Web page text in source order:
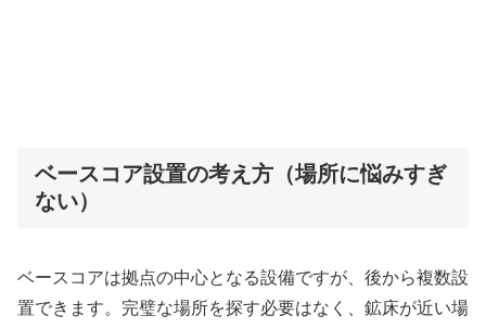
ベースコア設置の考え方（場所に悩みすぎ
ない）
ベースコアは拠点の中心となる設備ですが、後から複数設
置できます。完璧な場所を探す必要はなく、鉱床が近い場